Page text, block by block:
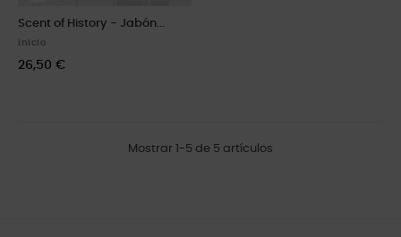
Scent of History - Jabón...
Inicio
26,50 €
Mostrar 1-5 de 5 artículos